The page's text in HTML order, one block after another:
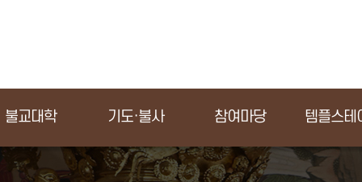
불교대학 기도·불사 참여마당 템플스테